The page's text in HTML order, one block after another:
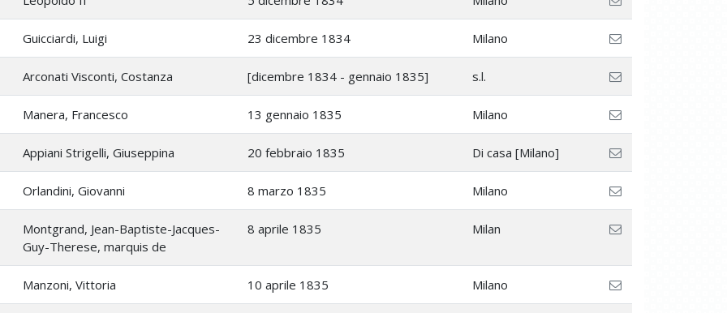
Guicciardi, Luigi 23 dicembre 1834 Milano
Arconati Visconti, Costanza [dicembre 1834 - gennaio 1835] s.l.
Manera, Francesco 13 gennaio 1835 Milano
Appiani Strigelli, Giuseppina 20 febbraio 1835 Di casa [Milano]
Orlandini, Giovanni 8 marzo 1835 Milano
Montgrand, Jean-Baptiste-Jacques-
Guy-Therese, marquis de
8 aprile 1835 Milan
Manzoni, Vittoria 10 aprile 1835 Milano